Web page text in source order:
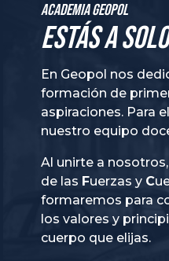
Academia GeoPol
Estás a
En Geopol nos
formación de
aspiraciones. Para
nuestro equipo
Al unirte a
de las
Fuerzas y
formaremos para
los valores y
cuerpo que elijas.